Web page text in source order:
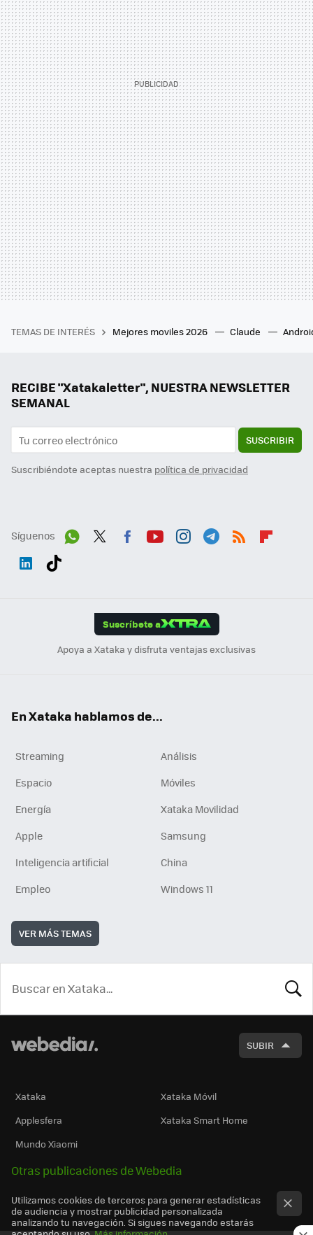
TEMAS DE INTERÉS Mejores moviles 2026 Claude
RECIBE "Xatakaletter", NUESTRA NEWSLETTER
SEMANAL
SUSCRIBIR
Suscribiéndote aceptas nuestra política de privacidad
Síguenos
Suscríbete a
Apoya a Xataka y disfruta ventajas exclusivas
En Xataka hablamos de...
Streaming
Análisis
Espacio
Móviles
Energía
Xataka Movilidad
Apple
Samsung
Inteligencia artificial
China
Empleo
Windows 11
VER MÁS TEMAS
SUBIR
Xataka
Xataka Móvil
Applesfera
Xataka Smart Home
Mundo Xiaomi
Otras publicaciones de Webedia
Utilizamos cookies de terceros para generar estadísticas
de audiencia y mostrar publicidad personalizada
analizando tu navegación. Si sigues navegando estarás